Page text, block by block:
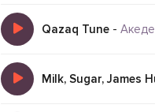
Qazaq Tune -
Milk, Sugar, James